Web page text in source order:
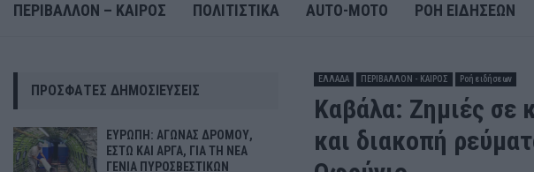
ΠΕΡΙΒΑΛΛΟΝ – ΚΑΙΡΟΣ ΠΟΛΙΤΙΣΤΙΚΑ AUTO-MOTO ΡΟΉ ΕΙΔΉΣΕΩΝ
ΕΛΛΑΔΑ ΠΕΡΙΒΑΛΛΟΝ - ΚΑΙΡΟΣ Ροή ειδήσεων
Καβάλα: Ζημιές σε
και διακοπή
ΠΡΌΣΦΑΤΕΣ ΔΗΜΟΣΙΕΎΣΕΙΣ
ΕΥΡΩΠΗ: ΑΓΩΝΑΣ ΔΡΟΜΟΥ,
ΕΣΤΩ ΚΑΙ ΑΡΓΑ, ΓΙΑ ΤΗ ΝΕΑ
ΓΕΝΙΑ ΠΥΡΟΣΒΕΣΤΙΚΩΝ